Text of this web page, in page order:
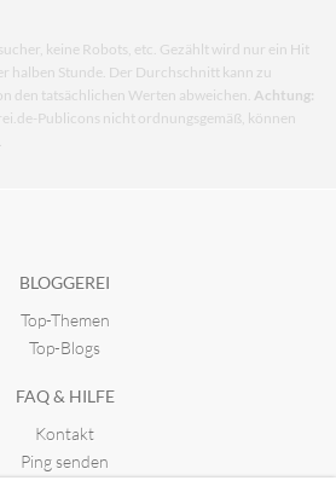
keine Robots, etc. Gezählt wird nur ein Hit
halben Stunde. Der Durchschnitt kann zu
den tatsächlichen Werten abweichen. Achtung:
Publicons nicht ordnungsgemäß, können
BLOGGEREI
Top-Themen
Top-Blogs
FAQ & HILFE
Kontakt
Ping senden